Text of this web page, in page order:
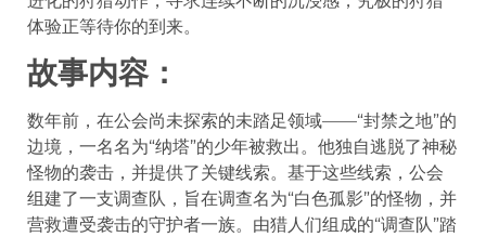
体验正等待你的到来。
故事内容：
数年前，在公会尚未探索的未踏足领域——“封禁之地”的
边境，一名名为“纳塔”的少年被救出。他独自逃脱了神秘
怪物的袭击，并提供了关键线索。基于这些线索，公会
组建了一支调查队，旨在调查名为“白色孤影”的怪物，并
营救遭受袭击的守护者一族。由猎人们组成的“调查队”踏